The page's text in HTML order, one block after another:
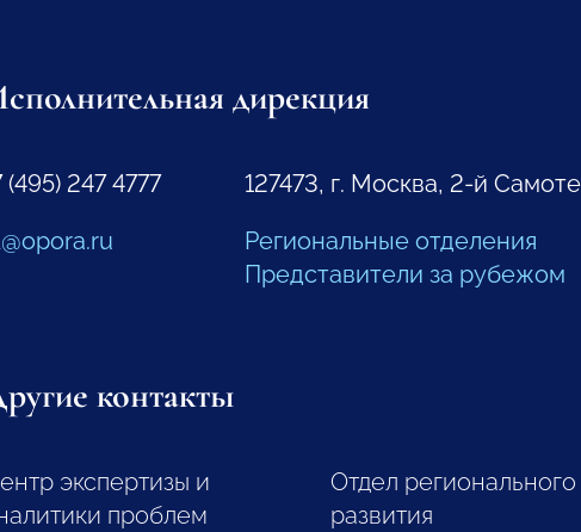
дирекция
(495) 247 4777
127473, г. Москва, 2-й
Региональные отделения
Представители за рубежом
контакты
экспертизы и
проблем
Отдел регионального
развития